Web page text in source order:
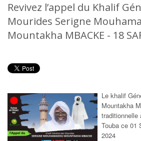
Revivez l’appel du Khalif
Mourides Serigne
Mountakha MBACKE - 18
Le khalif
Mountakha
traditionnelle
Touba ce 01
2024